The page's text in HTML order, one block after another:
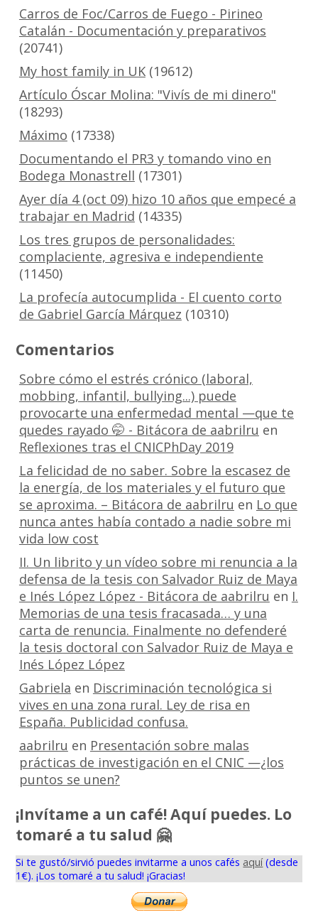
Carros de Foc/Carros de Fuego - Pirineo
Catalán - Documentación y preparativos
(20741)
My host family in UK(19612)
Artículo Óscar Molina: "Vivís de mi dinero"
(18293)
Máximo (17338)
Documentando el PR3 y tomando vino en
Bodega Monastrell (17301)
Ayer día 4 (oct 09) hizo 10 años que empecé a
trabajar en Madrid (14335)
Los tres grupos de personalidades:
complaciente, agresiva e independiente
(11450)
La profecía autocumplida - El cuento corto
de Gabriel García Márquez (10310)
Comentarios
Sobre cómo el estrés crónico (laboral,
mobbing, infantil, bullying...) puede
provocarte una enfermedad mental —que te
quedes rayado 🤭 - Bitácora de aabrilru en
Reflexiones tras el CNICPhDay 2019
La felicidad de no saber. Sobre la escasez de
la energía, de los materiales y el futuro que
se aproxima. – Bitácora de aabrilru en Lo que
nunca antes había contado a nadie sobre mi
vida low cost
II. Un librito y un vídeo sobre mi renuncia a la
defensa de la tesis con Salvador Ruiz de Maya
e Inés López López - Bitácora de aabrilru en I.
Memorias de una tesis fracasada… y una
carta de renuncia. Finalmente no defenderé
la tesis doctoral con Salvador Ruiz de Maya e
Inés López López
Gabriela en Discriminación tecnológica si
vives en una zona rural. Ley de risa en
España. Publicidad confusa.
aabrilru en Presentación sobre malas
prácticas de investigación en el CNIC —¿los
puntos se unen?
¡Invítame a un café! Aquí puedes. Lo
tomaré a tu salud 🤗
Si te gustó/sirvió puedes invitarme a unos cafés aquí(desde
1€). ¡Los tomaré a tu salud! ¡Gracias!